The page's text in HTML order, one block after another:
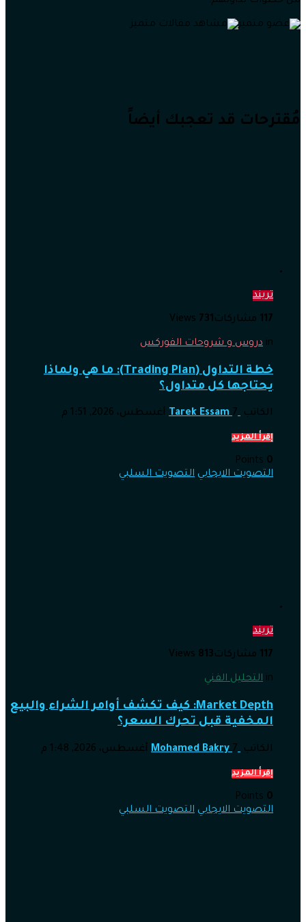
مُقترحات قد تعجبك أيضاً
تريند
117 مشاركات731
in دروس و شروحات الفوركس
خطة التداول (Trading Plan): ما هي ولماذا
يحتاجها كل متداول؟
الكاتب Tarek Essam 7 أغسطس، 2026, 1:51 م
إقرأ المزيد
0
التصويت الايجابي التصويت السلبي
تريند
117 مشاركات813
in التحليل الفني
Market Depth: كيف تكشف أوامر الشراء والبيع
المخفية قبل تحرك السعر؟
الكاتب Mohamed Bakry 7 أغسطس، 2026, 1:48 م
إقرأ المزيد
0
التصويت الايجابي التصويت السلبي